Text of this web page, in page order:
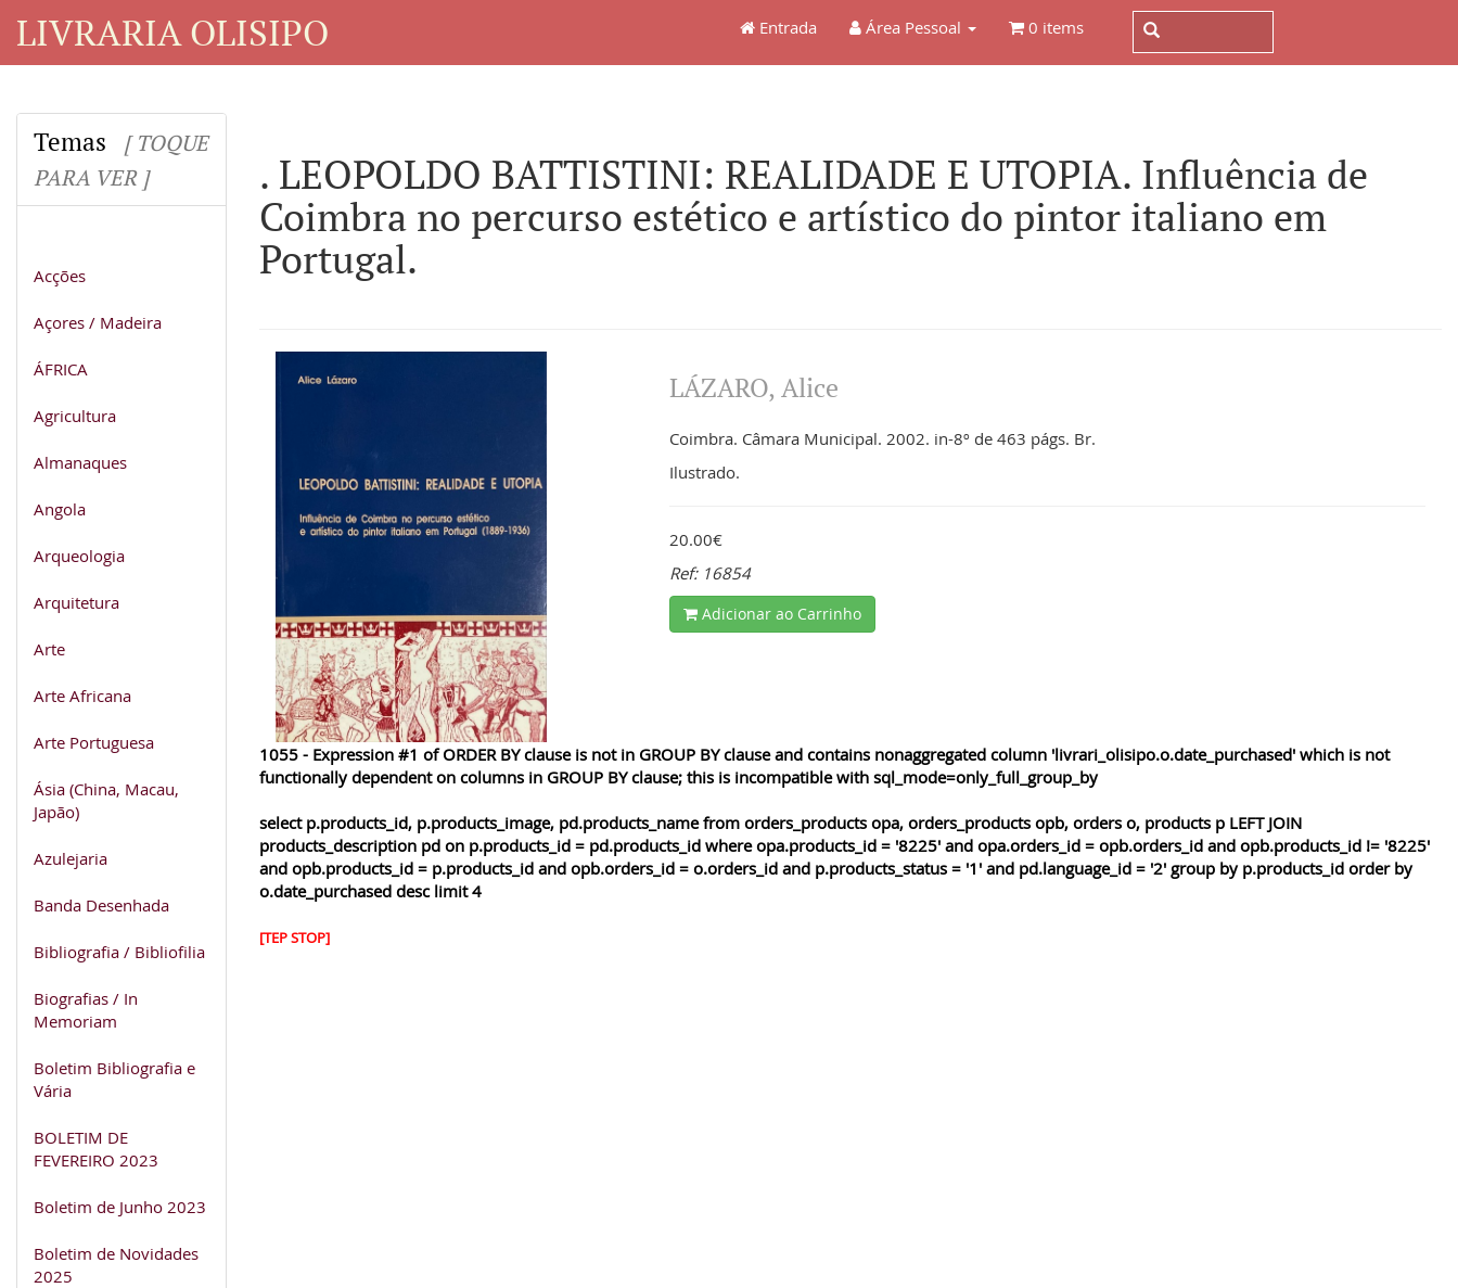
LIVRARIA OLISIPO Entrada Área Pessoal 0 items
Temas
[ TOQUE
PARA VER ]
Acções
Açores / Madeira
ÁFRICA
Agricultura
Almanaques
Angola
Arqueologia
Arquitetura
Arte
Arte Africana
Arte Portuguesa
Ásia (China, Macau,
Japão)
Azulejaria
Banda Desenhada
Bibliografia / Bibliofilia
Biografias / In
Memoriam
Boletim Bibliografia e
Vária
BOLETIM DE
FEVEREIRO 2023
Boletim de Junho 2023
Boletim de Novidades
2025
. LEOPOLDO BATTISTINI: REALIDADE E UTOPIA. Influência de
Coimbra no percurso estético e artístico do pintor italiano em
Portugal.
LÁZARO, Alice
Coimbra. Câmara Municipal. 2002. in-8º de 463 págs. Br.
Ilustrado.
20.00€
Ref: 16854
Adicionar ao Carrinho
1055 - Expression #1 of ORDER BY clause is not in GROUP BY clause and contains nonaggregated column 'livrari_olisipo.o.date_purchased' which is not
functionally dependent on columns in GROUP BY clause; this is incompatible with sql_mode=only_full_group_by
select p.products_id, p.products_image, pd.products_name from orders_products opa, orders_products opb, orders o, products p LEFT JOIN
products_description pd on p.products_id = pd.products_id where opa.products_id = '8225' and opa.orders_id = opb.orders_id and opb.products_id != '8225'
and opb.products_id = p.products_id and opb.orders_id = o.orders_id and p.products_status = '1' and pd.language_id = '2' group by p.products_id order by
o.date_purchased desc limit 4
[TEP STOP]